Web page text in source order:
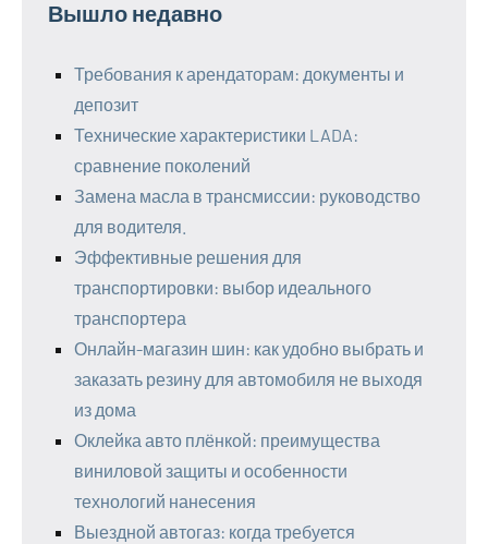
Вышло недавно
Требования к арендаторам: документы и
депозит
Технические характеристики LADA:
сравнение поколений
Замена масла в трансмиссии: руководство
для водителя.
Эффективные решения для
транспортировки: выбор идеального
транспортера
Онлайн-магазин шин: как удобно выбрать и
заказать резину для автомобиля не выходя
из дома
Оклейка авто плёнкой: преимущества
виниловой защиты и особенности
технологий нанесения
Выездной автогаз: когда требуется